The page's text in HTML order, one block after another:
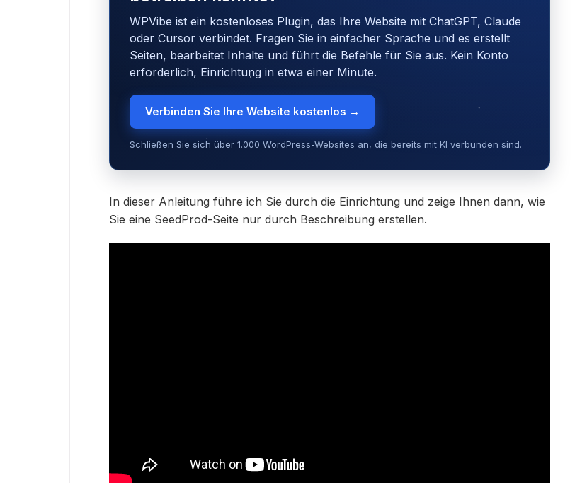
WPVibe ist ein kostenloses Plugin, das Ihre Website mit ChatGPT, Claude
oder Cursor verbindet. Fragen Sie in einfacher Sprache und es erstellt
Seiten, bearbeitet Inhalte und führt die Befehle für Sie aus. Kein Konto
erforderlich, Einrichtung in etwa einer Minute.
Verbinden Sie Ihre Website kostenlos →
Schließen Sie sich über 1.000 WordPress-Websites an, die bereits mit KI verbunden sind.
In dieser Anleitung führe ich Sie durch die Einrichtung und zeige Ihnen dann, wie
Sie eine SeedProd-Seite nur durch Beschreibung erstellen.